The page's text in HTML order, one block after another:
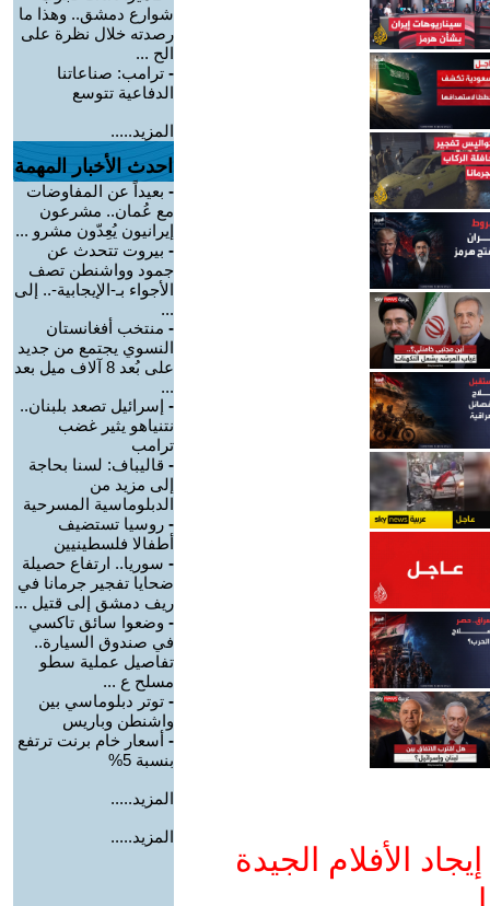
الأفلام الجيدة
شوارع دمشق.. وهذا ما
رصدته خلال نظرة على
الح ...
- ترامب: صناعاتنا
الدفاعية تتوسع
المزيد.....
احدث الأخبار المهمة
- بعيداً عن المفاوضات
مع عُمان.. مشرعون
إيرانيون يُعِدّون مشرو ...
- بيروت تتحدث عن
جمود وواشنطن تصف
الأجواء بـ-الإيجابية-.. إلى
...
- منتخب أفغانستان
النسوي يجتمع من جديد
على بُعد 8 آلاف ميل بعد
...
- إسرائيل تصعد بلبنان..
نتنياهو يثير غضب
ترامب
- قاليباف: لسنا بحاجة
إلى مزيد من
الدبلوماسية المسرحية
- روسيا تستضيف
أطفالا فلسطينيين
- سوريا.. ارتفاع حصيلة
ضحايا تفجير جرمانا في
ريف دمشق إلى قتيل ...
- وضعوا سائق تاكسي
في صندوق السيارة..
تفاصيل عملية سطو
مسلح ع ...
- توتر دبلوماسي بين
واشنطن وباريس
- أسعار خام برنت ترتفع
بنسبة 5%
المزيد.....
المزيد.....